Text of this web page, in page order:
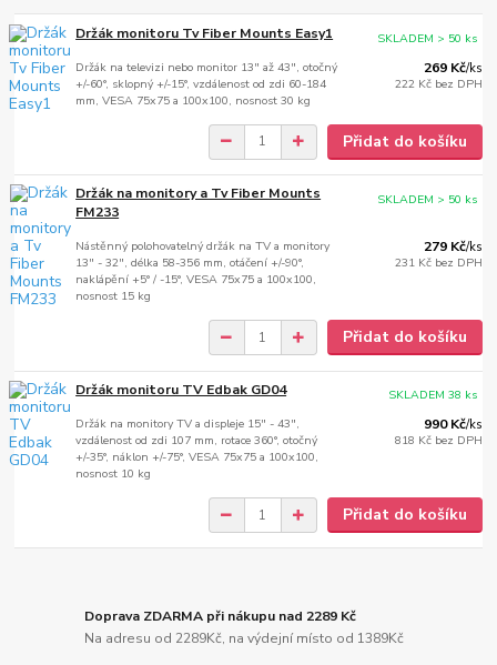
Držák monitoru Tv Fiber Mounts Easy1
Držák na televizi nebo monitor 13" až 43", otočný
+/-60°, sklopný +/-15°, vzdálenost od zdi 60-184
mm, VESA 75x75 a 100x100, nosnost 30 kg
269 Kč/ks
222 Kč bez DPH
SKLADEM > 50 ks
Přidat do košíku
Držák na monitory a Tv Fiber Mounts
FM233
Nástěnný polohovatelný držák na TV a monitory
13" - 32", délka 58-356 mm, otáčení +/-90°,
naklápění +5° / -15°, VESA 75x75 a 100x100,
nosnost 15 kg
279 Kč/ks
231 Kč bez DPH
SKLADEM > 50 ks
Přidat do košíku
Držák monitoru TV Edbak GD04
Držák na monitory TV a displeje 15" - 43",
vzdálenost od zdi 107 mm, rotace 360°, otočný
+/-35°, náklon +/-75°, VESA 75x75 a 100x100,
nosnost 10 kg
990 Kč/ks
818 Kč bez DPH
SKLADEM 38 ks
Přidat do košíku
Doprava ZDARMA při nákupu nad 2289 Kč
Na adresu od 2289Kč, na výdejní místo od 1389Kč